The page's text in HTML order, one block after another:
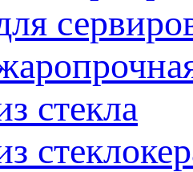
стекла